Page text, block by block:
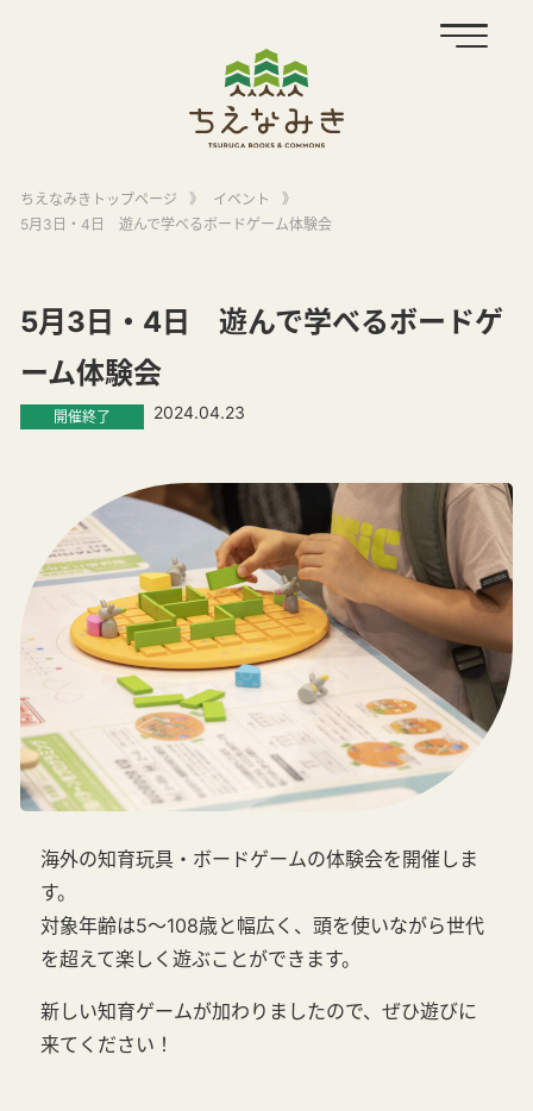
ちえなみきトップページ 》 イベント
》
5月3日・4日 遊んで学べるボードゲーム体験会
5月3日・4日 遊んで学べるボードゲ
ーム体験会
開催終了 2024.04.23
海外の知育玩具・ボードゲームの体験会を開催しま
す。
対象年齢は5～108歳と幅広く、頭を使いながら世代
を超えて楽しく遊ぶことができます。
新しい知育ゲームが加わりましたので、ぜひ遊びに
来てください！